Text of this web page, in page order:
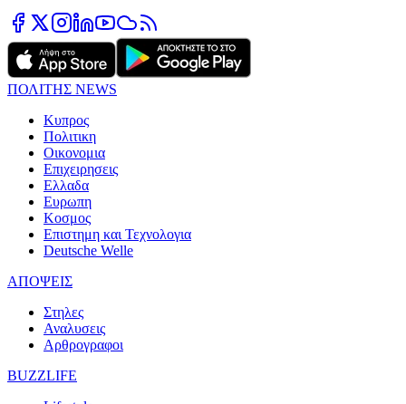
ΠΟΛΙΤΗΣ NEWS
Κυπρος
Πολιτικη
Οικονομια
Επιχειρησεις
Ελλαδα
Ευρωπη
Κοσμος
Επιστημη και Τεχνολογια
Deutsche Welle
ΑΠΟΨΕΙΣ
Στηλες
Αναλυσεις
Αρθρογραφοι
BUZZLIFE